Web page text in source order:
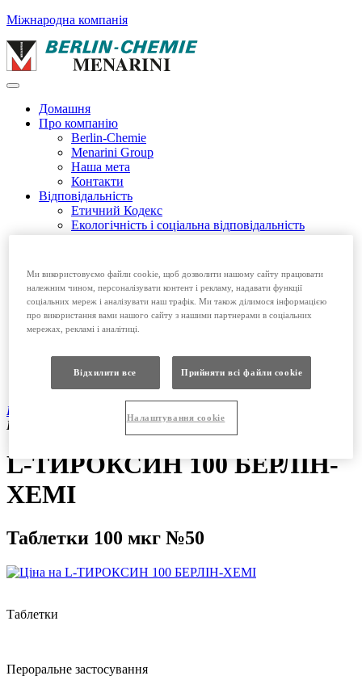
Міжнародна компанія
Домашня
Про компанію
Berlin-Chemie
Menarini Group
Наша мета
Контакти
Відповідальність
Етичний Кодекс
Екологічність і соціальна відповідальність
Етичний Кодекс EFPIA
Безрецептурні препарати
Рецептурні препарати
Вакансії
Домашня
Відповідальність
Продукція
Продукція
БЕРЛІН-ХЕМІ таблетки 100 мкг №50
L-ТИРОКСИН 100 БЕРЛІН-
ХЕМІ
Таблетки 100 мкг №50
Таблетки
Пероральне застосування
Ми використовуємо файли cookie, щоб дозволити нашому сайту працювати
належним чином, персоналізувати контент і рекламу, надавати функції
соціальних мереж і аналізувати наш трафік. Ми також ділимося інформацією
про використання вами нашого сайту з нашими партнерами в соціальних
мережах, рекламі і аналітиці.
Відхилити все Прийняти всі файли сookie
Налаштування cookie